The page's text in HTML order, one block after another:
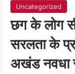
Uncategorized
छग के लोग
सरलता के
अखंड नवधा